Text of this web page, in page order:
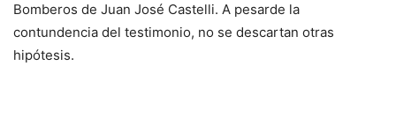
Bomberos de Juan José Castelli. A pesarde la
contundencia del testimonio, no se descartan otras
hipótesis.